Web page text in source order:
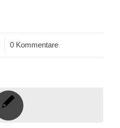
0 Kommentare